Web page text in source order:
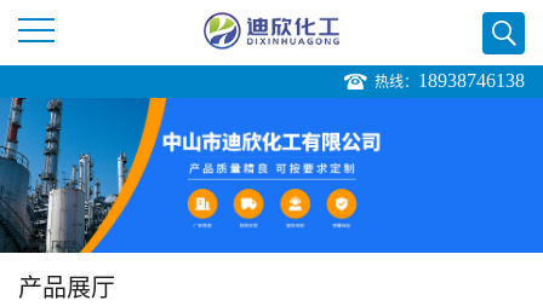
司
首
页
热线： 18938746138
产品展厅